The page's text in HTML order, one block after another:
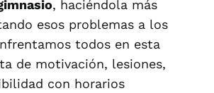
, haciéndola más
esos problemas a los
todos en esta
de motivación, lesiones,
con horarios